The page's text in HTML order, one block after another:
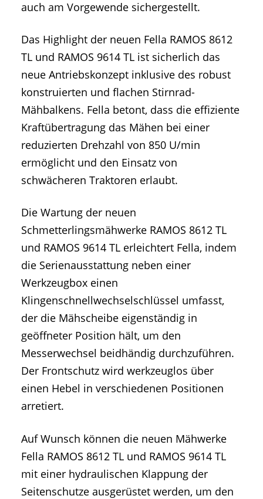
auch am Vorgewende sichergestellt.
Das Highlight der neuen Fella RAMOS 8612
TL und RAMOS 9614 TL ist sicherlich das
neue Antriebskonzept inklusive des robust
konstruierten und flachen Stirnrad-
Mähbalkens. Fella betont, dass die effiziente
Kraftübertragung das Mähen bei einer
reduzierten Drehzahl von 850 U/min
ermöglicht und den Einsatz von
schwächeren Traktoren erlaubt.
Die Wartung der neuen
Schmetterlingsmähwerke RAMOS 8612 TL
und RAMOS 9614 TL erleichtert Fella, indem
die Serienausstattung neben einer
Werkzeugbox einen
Klingenschnellwechselschlüssel umfasst,
der die Mähscheibe eigenständig in
geöffneter Position hält, um den
Messerwechsel beidhändig durchzuführen.
Der Frontschutz wird werkzeuglos über
einen Hebel in verschiedenen Positionen
arretiert.
Auf Wunsch können die neuen Mähwerke
Fella RAMOS 8612 TL und RAMOS 9614 TL
mit einer hydraulischen Klappung der
Seitenschutze ausgerüstet werden, um den